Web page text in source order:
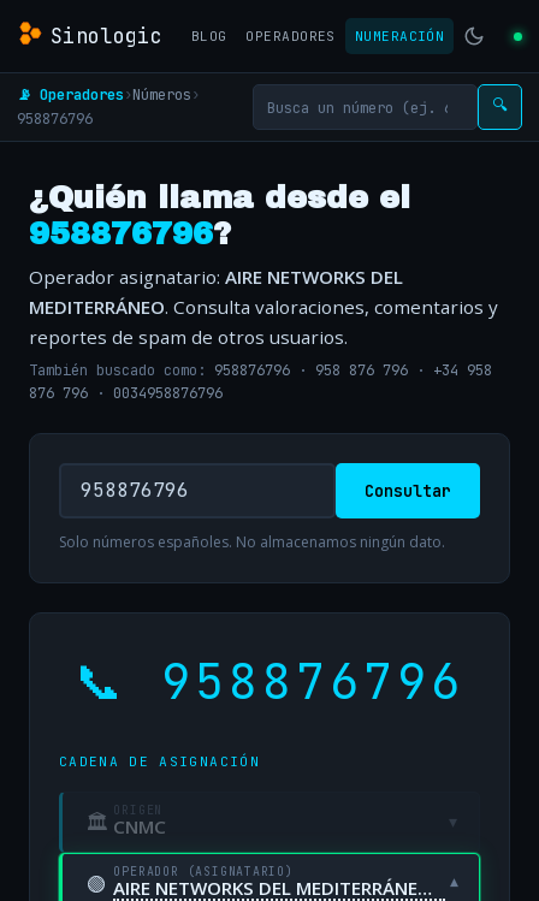
Sinologic BLOG OPERADORES NUMERACIÓN
📡 Operadores›Números›
958876796
🔍
¿Quién llama desde el
958876796?
Operador asignatario: AIRE NETWORKS DEL
MEDITERRÁNEO. Consulta valoraciones, comentarios y
reportes de spam de otros usuarios.
También buscado como: 958876796 · 958 876 796 · +34 958
876 796 · 0034958876796
Consultar
Solo números españoles. No almacenamos ningún dato.
📞 958876796
CADENA DE ASIGNACIÓN
🏛 ORIGEN
CNMC ▾
🟢 OPERADOR (ASIGNATARIO)
AIRE NETWORKS DEL MEDITERRÁNEO, S.L. UNIPERSONAL ▾